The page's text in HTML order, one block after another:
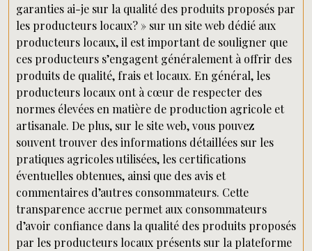
garanties ai-je sur la qualité des produits proposés par
les producteurs locaux? » sur un site web dédié aux
producteurs locaux, il est important de souligner que
ces producteurs s’engagent généralement à offrir des
produits de qualité, frais et locaux. En général, les
producteurs locaux ont à cœur de respecter des
normes élevées en matière de production agricole et
artisanale. De plus, sur le site web, vous pouvez
souvent trouver des informations détaillées sur les
pratiques agricoles utilisées, les certifications
éventuelles obtenues, ainsi que des avis et
commentaires d’autres consommateurs. Cette
transparence accrue permet aux consommateurs
d’avoir confiance dans la qualité des produits proposés
par les producteurs locaux présents sur la plateforme